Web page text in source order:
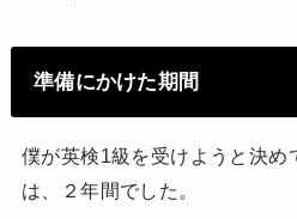
準備にかけた期間
僕が英検1級を受けようと決め
は、２年間でした。